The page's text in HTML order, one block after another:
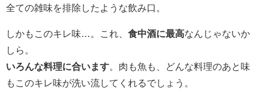
全ての雑味を排除したような飲み口。
しかもこのキレ味…。これ、 食中酒に最高なんじゃないか
しら。
いろんな料理に合います 。肉も魚も、どんな料理のあと味
もこのキレ味が洗い流してくれるでしょう。